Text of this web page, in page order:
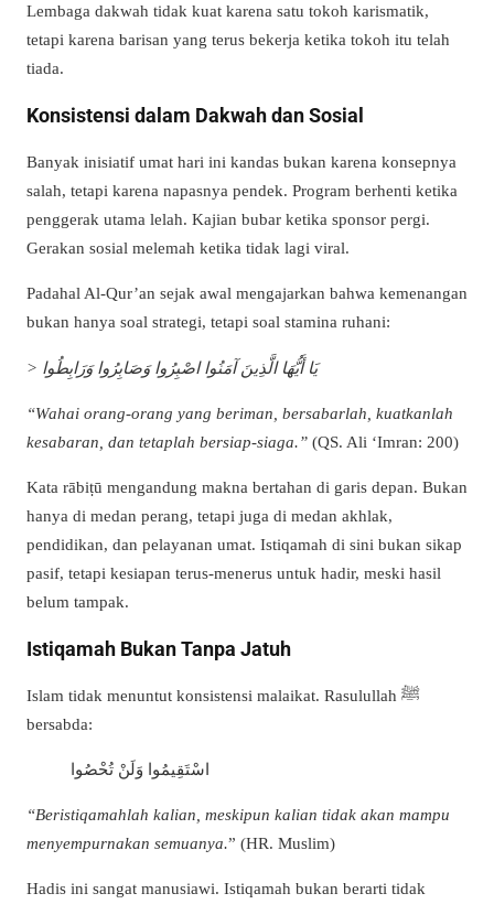
Lembaga dakwah tidak kuat karena satu tokoh karismatik,
tetapi karena barisan yang terus bekerja ketika tokoh itu telah
tiada.
Konsistensi dalam Dakwah dan Sosial
Banyak inisiatif umat hari ini kandas bukan karena konsepnya
salah, tetapi karena napasnya pendek. Program berhenti ketika
penggerak utama lelah. Kajian bubar ketika sponsor pergi.
Gerakan sosial melemah ketika tidak lagi viral.
Padahal Al-Qur’an sejak awal mengajarkan bahwa kemenangan
bukan hanya soal strategi, tetapi soal stamina ruhani:
> يَا أَيُّهَا الَّذِينَ آمَنُوا اصْبِرُوا وَصَابِرُوا وَرَابِطُوا
“Wahai orang-orang yang beriman, bersabarlah, kuatkanlah
kesabaran, dan tetaplah bersiap-siaga.” (QS. Ali ‘Imran: 200)
Kata rābiṭū mengandung makna bertahan di garis depan. Bukan
hanya di medan perang, tetapi juga di medan akhlak,
pendidikan, dan pelayanan umat. Istiqamah di sini bukan sikap
pasif, tetapi kesiapan terus-menerus untuk hadir, meski hasil
belum tampak.
Istiqamah Bukan Tanpa Jatuh
Islam tidak menuntut konsistensi malaikat. Rasulullah ﷺ
bersabda:
اسْتَقِيمُوا وَلَنْ تُحْصُوا
“Beristiqamahlah kalian, meskipun kalian tidak akan mampu
menyempurnakan semuanya.” (HR. Muslim)
Hadis ini sangat manusiawi. Istiqamah bukan berarti tidak